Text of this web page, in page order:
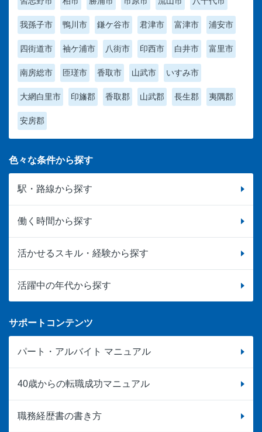
我孫子市 鴨川市 鎌ケ谷市 君津市 富津市 浦安市
四街道市 袖ケ浦市 八街市 印西市 白井市 富里市
南房総市 匝瑳市 香取市 山武市 いすみ市
大網白里市 印旛郡 香取郡 山武郡 長生郡 夷隅郡
安房郡
色々な条件から探す
駅・路線から探す
働く時間から探す
活かせるスキル・経験から探す
活躍中の年代から探す
サポートコンテンツ
パート・アルバイト マニュアル
40歳からの転職成功マニュアル
職務経歴書の書き方